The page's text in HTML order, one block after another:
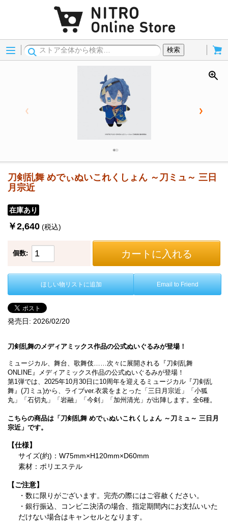
Menu
検索
刀剣乱舞 めでぃぬいこれくしょん ～刀ミュ～ 三日
月宗近
在庫あり
￥2,640 (税込)
個数: カートに入れる
ほしい物リストに追加 Email to Friend
発売日: 2026/02/20
刀剣乱舞のメディアミックス作品の公式ぬいぐるみが登場！
ミュージカル、舞台、歌舞伎……次々に展開される『刀剣乱舞
ONLINE』メディアミックス作品の公式ぬいぐるみが登場！
第1弾では、2025年10月30日に10周年を迎えるミュージカル『刀剣乱
舞』(刀ミュ)から、ライブver.衣裳をまとった「三日月宗近」「小狐
丸」「石切丸」「岩融」「今剣」「加州清光」が出陣します。全6種。
こちらの商品は「刀剣乱舞 めでぃぬいこれくしょん ～刀ミュ～ 三日月
宗近」です。
【仕様】
サイズ(約)：W75mm×H120mm×D60mm
素材：ポリエステル
【ご注意】
・数に限りがございます。完売の際にはご容赦ください。
・銀行振込、コンビニ決済の場合、指定期間内にお支払いいた
だけない場合はキャンセルとなります。